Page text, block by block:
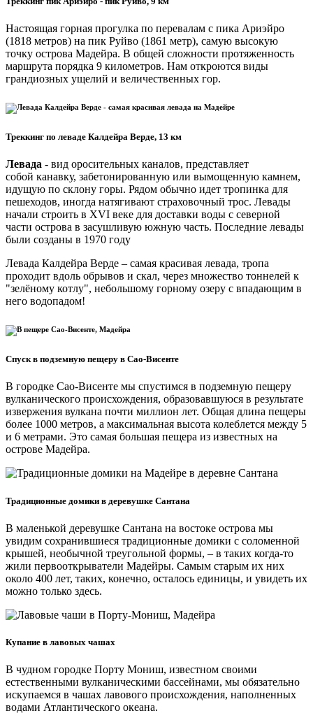
Настоящая горная прогулка по перевалам с пика Ариэйро
(1818 метров) на пик Руйво (1861 метр), самую высокую
точку острова Мадейра. В общей сложности протяженность
маршрута порядка 9 километров. Нам откроются виды
грандиозных ущелий и величественных гор.
Треккинг по леваде Калдейра Верде, 13 км
Левада - вид оросительных каналов, представляет
собой канавку, забетонированную или вымощенную камнем,
идущую по склону горы. Рядом обычно идет тропинка для
пешеходов, иногда натягивают страховочный трос. Левады
начали строить в XVI веке для доставки воды с северной
части острова в засушливую южную часть. Последние левады
были созданы в 1970 году
Левада Калдейра Верде – самая красивая левада, тропа
проходит вдоль обрывов и скал, через множество тоннелей к
"зелёному котлу", небольшому горному озеру с впадающим в
него водопадом!
Спуск в подземную пещеру в Сао-Висенте
В городке Сао-Висенте мы спустимся в подземную пещеру
вулканического происхождения, образовавшуюся в результате
извержения вулкана почти миллион лет. Общая длина пещеры
более 1000 метров, а максимальная высота колеблется между 5
и 6 метрами. Это самая большая пещера из известных на
острове Мадейра.
Традиционные домики в деревушке Сантана
В маленькой деревушке Сантана на востоке острова мы
увидим сохранившиеся традиционные домики с соломенной
крышей, необычной треугольной формы, – в таких когда-то
жили первооткрыватели Мадейры. Самым старым их них
около 400 лет, таких, конечно, осталось единицы, и увидеть их
можно только здесь.
Купание в лавовых чашах
В чудном городке Порту Мониш, известном своими
естественными вулканическими бассейнами, мы обязательно
искупаемся в чашах лавового происхождения, наполненных
водами Атлантического океана.